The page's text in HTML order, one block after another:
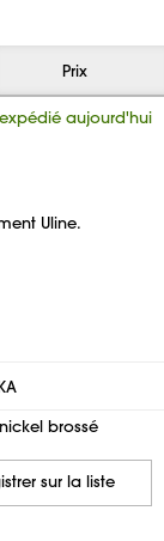
Prix
aujourd'hui
Uline.
brossé
sur la liste